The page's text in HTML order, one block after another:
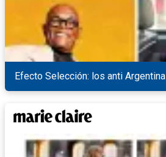
Efecto Selección: los anti Argentina